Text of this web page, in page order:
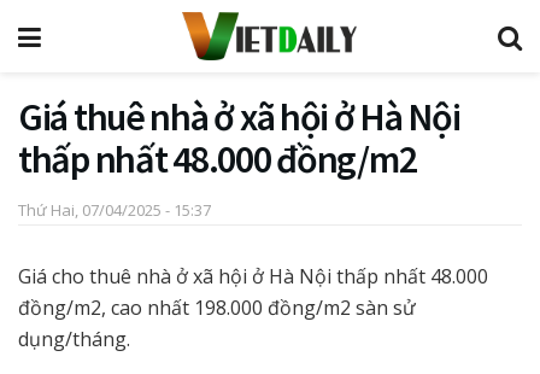
Giá thuê nhà ở xã hội ở Hà Nội
thấp nhất 48.000 đồng/m2
Thứ Hai, 07/04/2025 - 15:37
Giá cho thuê nhà ở xã hội ở Hà Nội thấp nhất 48.000
đồng/m2, cao nhất 198.000 đồng/m2 sàn sử
dụng/tháng.